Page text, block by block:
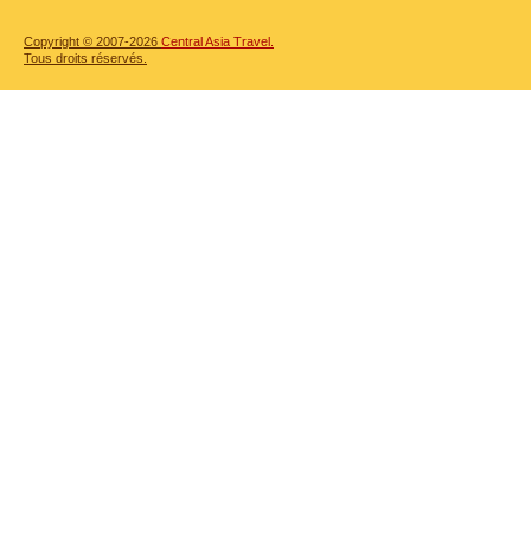
Copyright © 2007-2026 Central Asia Travel.
Tous droits réservés.